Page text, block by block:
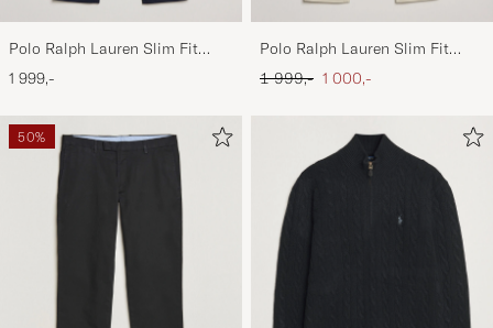
Polo Ralph Lauren Slim Fit
Stretch Chinos Aviator Navy
1 999,-
Polo Ralph Lauren Slim Fit
Stretch Chinos Beige
Ordinær pris
1 999,- Nedsatt pris
1 000,-
50%